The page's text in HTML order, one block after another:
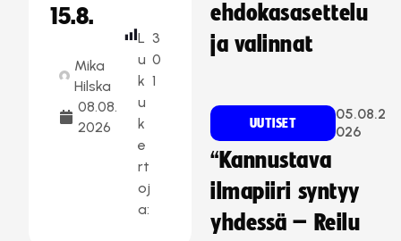
15.8.
Mika
Hilska
08.08.
2026
L
u
k
u
k
e
rt
oj
a:
3
0
1
ehdokasasettelu
ja valinnat
UUTISET
05.08.2
026
“Kannustava
ilmapiiri syntyy
yhdessä – Reilu